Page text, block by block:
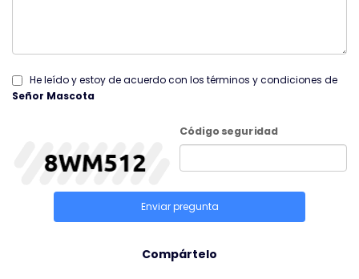
He leído y estoy de acuerdo con los términos y condiciones de
Señor Mascota
Código seguridad
Enviar pregunta
Compártelo